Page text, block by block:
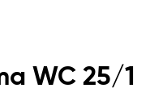
WC 25/1